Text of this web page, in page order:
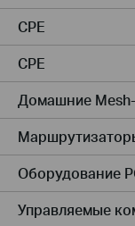
CPE
CPE
Домашние
Оборудование
Управляемые